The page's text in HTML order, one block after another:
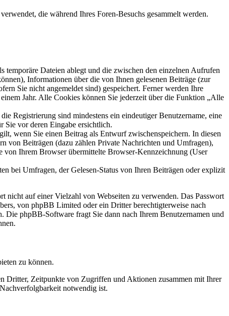
die während Ihres Foren-Besuchs gesammelt werden.
Dateien ablegt und die zwischen den einzelnen Aufrufen
Informationen über die von Ihnen gelesenen Beiträge (zur
Sie nicht angemeldet sind) gespeichert. Ferner werden Ihre
Jahr. Alle Cookies können Sie jederzeit über die Funktion „Alle
Registrierung sind mindestens ein eindeutiger Benutzername, eine
Sie vor deren Eingabe ersichtlich.
wenn Sie einen Beitrag als Entwurf zwischenspeichern. In diesen
von Beiträgen (dazu zählen Private Nachrichten und Umfragen),
von Ihrem Browser übermittelte Browser-Kennzeichnung (User
bei Umfragen, der Gelesen-Status von Ihren Beiträgen oder explizit
nicht auf einer Vielzahl von Webseiten zu verwenden. Das Passwort
von phpBB Limited oder ein Dritter berechtigterweise nach
Die phpBB-Software fragt Sie dann nach Ihrem Benutzernamen und
zu können.
Dritter, Zeitpunkte von Zugriffen und Aktionen zusammen mit Ihrer
notwendig ist.